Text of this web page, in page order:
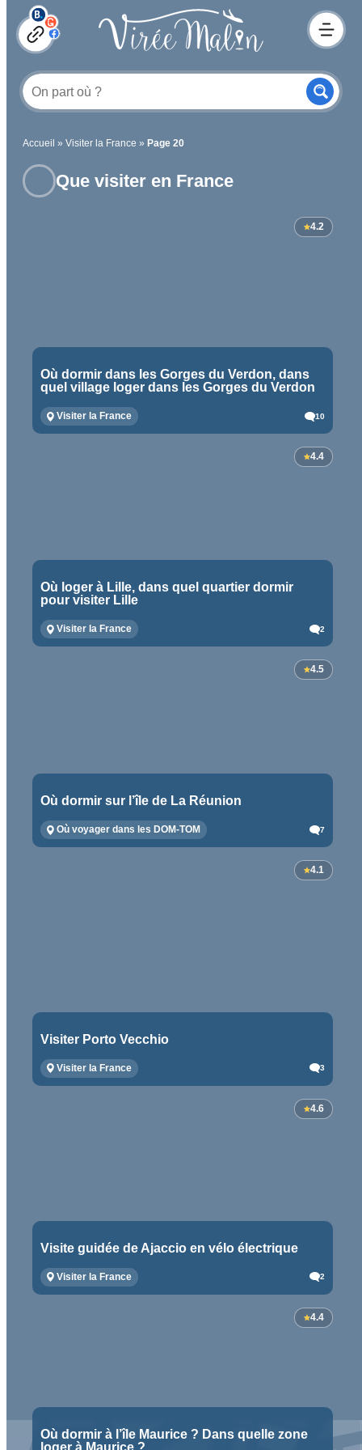
Accueil » Visiter la France » Page 20
Que visiter en France
4.2
Où dormir dans les Gorges du Verdon, dans
quel village loger dans les Gorges du Verdon
Visiter la France 10
4.4
Où loger à Lille, dans quel quartier dormir
pour visiter Lille
Visiter la France 2
4.5
Où dormir sur l’île de La Réunion
Où voyager dans les DOM-TOM 7
4.1
Visiter Porto Vecchio
Visiter la France 3
4.6
Visite guidée de Ajaccio en vélo électrique
Visiter la France 2
4.4
Où dormir à l’île Maurice ? Dans quelle zone
loger à Maurice ?